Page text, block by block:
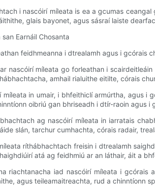
i nascóirí míleata is ea a gcumas
glais bayonet, agus sásraí laiste
Earnáil Chosanta
feidhmeanna i dtrealamh agus i gcórais
nascóirí míleata go forleathan i
amhail rialuithe eitilte, córais
míleata in umair, i bhfeithiclí armúrtha, agus
oibriú gan bhriseadh i dtír-raoin agus i
ag nascóirí míleata in iarratais
slán, tarchur cumhachta, córais radair,
ríthábhachtach freisin i dtrealamh
atá ag feidhmiú ar an láthair, áit a
riachtanacha iad nascóirí míleata i
agus teileamaitreachta, rud a chinntíonn